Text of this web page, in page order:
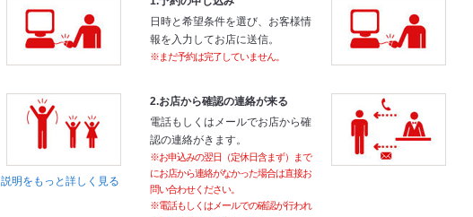
説明をもっと詳しく見る
日時と希望条件を選び、お客様情
報を入力してお店に送信。
※まだ予約は完了していません。
2.お店から確認の連絡が来る
電話もしくはメールでお店から確
認の連絡がきます。
※お申込みの翌日（定休日含まず）まで
にお店から連絡がなかった場合は直接お
問い合わせください。
※電話もしくはメールでの確認が行われ